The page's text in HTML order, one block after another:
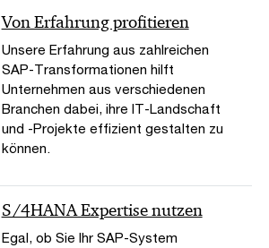
Von Erfahrung profitieren
Unsere Erfahrung aus zahlreichen
SAP-Transformationen hilft
Unternehmen aus verschiedenen
Branchen dabei, ihre IT-Landschaft
und -Projekte effizient gestalten zu
können.
S/4HANA Expertise nutzen
Egal, ob Sie Ihr SAP-System